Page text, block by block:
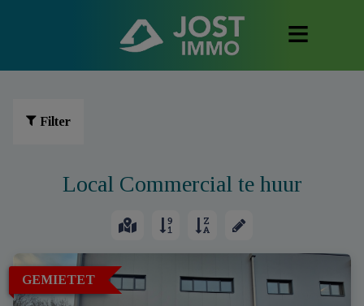
Filter
Local Commercial te huur
GEMIETET